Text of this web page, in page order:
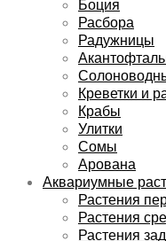
Боция
Расбора
Радужницы
Креветки и
Крабы
Улитки
Сомы
Арована
Аквариумные
Растения
Растения
Растения